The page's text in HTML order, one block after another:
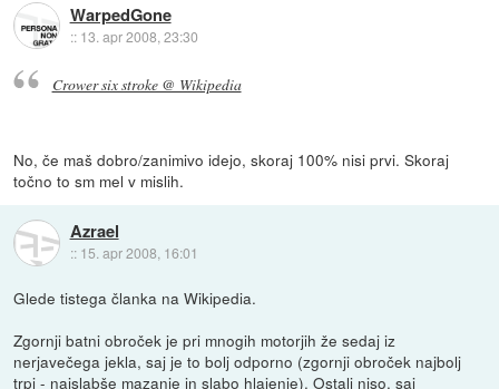
WarpedGone
:: 13. apr 2008, 23:30
Crower six stroke @ Wikipedia
No, če maš dobro/zanimivo idejo, skoraj 100% nisi prvi. Skoraj
točno to sm mel v mislih.
Azrael
:: 15. apr 2008, 16:01
Glede tistega članka na Wikipedia.
Zgornji batni obroček je pri mnogih motorjih že sedaj iz
nerjavečega jekla, saj je to bolj odporno (zgornji obroček najbolj
trpi - najslabše mazanje in slabo hlajenje). Ostali niso, saj